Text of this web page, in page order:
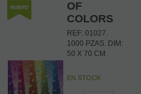
OF
COLORS
REF: 01027.
1000 PZAS. DIM:
50 X 70 CM
EN STOCK